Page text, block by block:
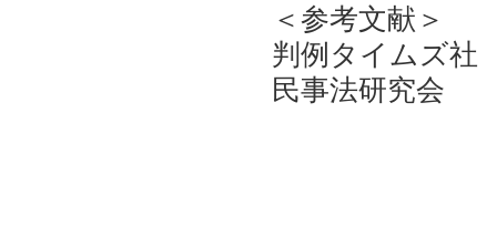
＜参考文献＞
判例タイムズ
民事法研究会